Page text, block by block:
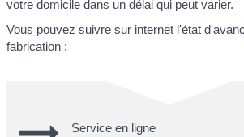
votre domicile dans un délai qui peut varier.
Vous pouvez suivre sur internet l'état
fabrication :
Service en ligne